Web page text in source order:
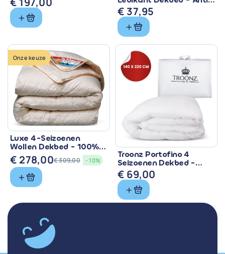
Ventilerend
Allergisch & Wasbaar
€ 37,95
Onze keuze
Luxe 4-Seizoenen
Wollen Dekbed - 100%
Zuiver Scheerwol
€309,00
Oorspronkelijke
prijs
€ 309,00.
€ 278,00
Huidige
prijs
€ 278,00.
- 10%
Troonz Portofino 4
Seizoenen Dekbed -
Comfort voor Elk
Seizoen
€ 69,00